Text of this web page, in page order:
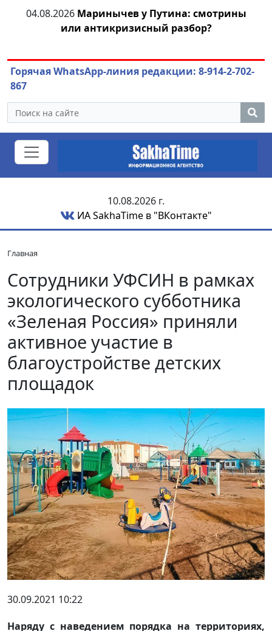
04.08.2026 Маринычев у Путина: смотрины
или антикризисный разбор?
Горячая WhatsApp-линия редакции: 8-914-2-702-
867
10.08.2026 г.
ИА SakhaTime в "ВКонтакте"
Главная
Сотрудники УФСИН в рамках
экологического субботника
«Зеленая Россия» приняли
активное участие в
благоустройстве детских
площадок
30.09.2021 10:22
Наряду с наведением порядка на территориях,